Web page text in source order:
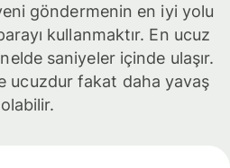
göndermenin en iyi yolu
kullanmaktır. En ucuz
saniyeler içinde ulaşır.
ucuzdur fakat daha yavaş
olabilir.